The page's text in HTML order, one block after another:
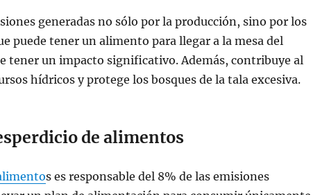
generadas no sólo por la producción, sino por los
puede tener un alimento para llegar a la mesa del
tener un impacto significativo. Además, contribuye al
hídricos y protege los bosques de la tala excesiva.
de alimentos
s es responsable del 8% de las emisiones